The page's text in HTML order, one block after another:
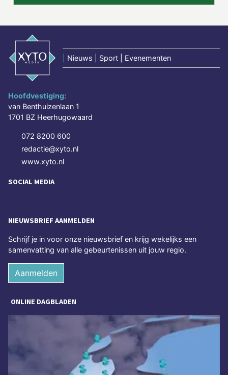
Nieuws | Sport | Evenementen
Hoofdvestiging:
van Benthuizenlaan 1
1701 BZ Heerhugowaard
072 8200 600
redactie@xyto.nl
www.xyto.nl
SOCIAL MEDIA
NIEUWSBRIEF AANMELDEN
Schrijf je in voor onze nieuwsbrief en krijg wekelijks een
samenvatting van alle gebeurtenissen uit jouw regio.
Aanmelden
ONLINE DAGBLADEN